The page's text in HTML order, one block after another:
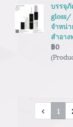
บรรจุ
จำหน่
สำอาง
฿0
1